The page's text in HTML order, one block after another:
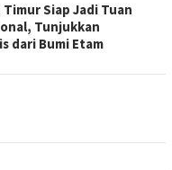
Timur Siap Jadi Tuan
Tunjukkan
dari Bumi Etam